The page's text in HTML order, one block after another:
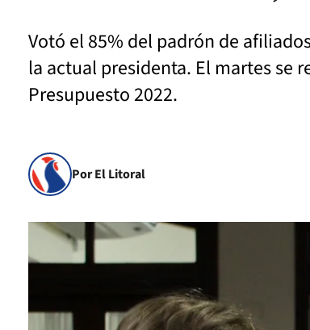
Votó el 85% del padrón de
la actual presidenta. El martes se
Presupuesto 2022.
Por El Litoral